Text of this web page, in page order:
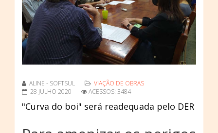
ALINE - SOFTSUL
VIAÇÃO DE OBRAS
28 JULHO 2020
ACESSOS: 3484
"Curva do boi" será readequada pelo DER